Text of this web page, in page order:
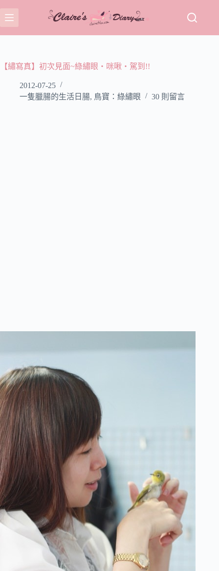
至
主
容【繡寫真】初次見面~綠繡眼‧咪啾‧駕到!!
2012-07-25
一隻臘腸的生活日腸, 鳥寶：綠繡眼 30 則留言